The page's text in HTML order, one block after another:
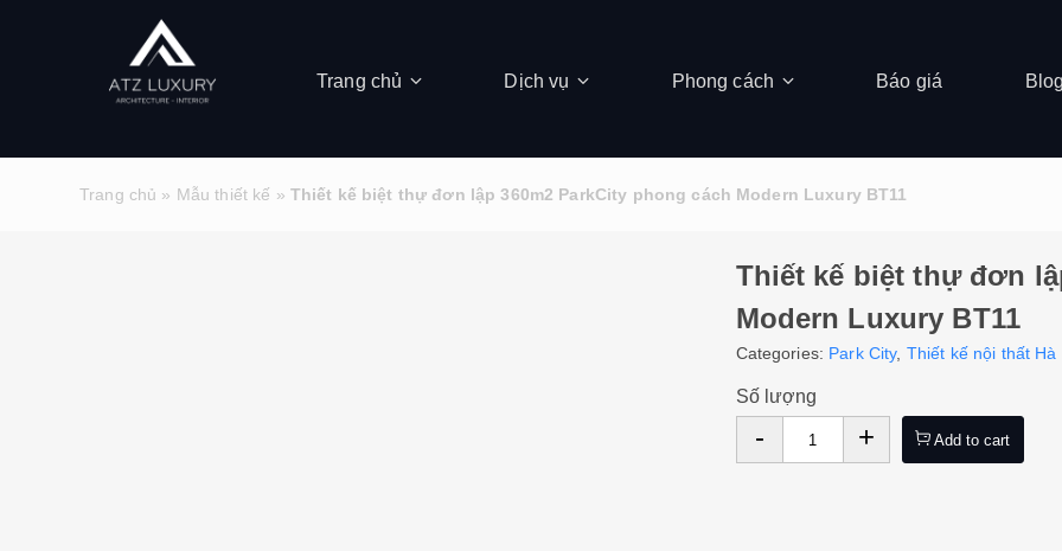
Trang chủ Dịch vụ Phong cách Báo giá
Trang chủ » Mẫu thiết kế » Thiết kế biệt thự đơn lập 360m2 ParkCity phong cách Modern Luxury BT11
Thiết kế biệt thự đơn
Modern Luxury BT11
Categories: Park City, Thiết kế nội thất Hà
Số lượng
- + Add to cart